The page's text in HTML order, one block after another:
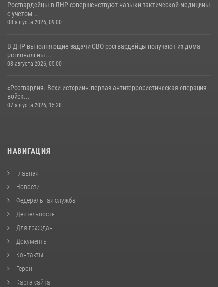
Росгвардейцы в ЛНР совершенствуют навыки тактической медицины
с учетом...
08 августа 2026, 09:00
В ДНР выполняющие задачи СВО росгвардейцы получают из дома
региональны...
08 августа 2026, 05:00
«Росгвардия. Вехи истории»: первая антитеррористическая операция
войск...
07 августа 2026, 15:28
НАВИГАЦИЯ
Главная
Новости
Федеральная служба
Деятельность
Для граждан
Документы
Контакты
Герои
Карта сайта